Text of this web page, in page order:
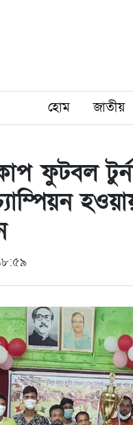
হোম জাতীয়
ফুটবল